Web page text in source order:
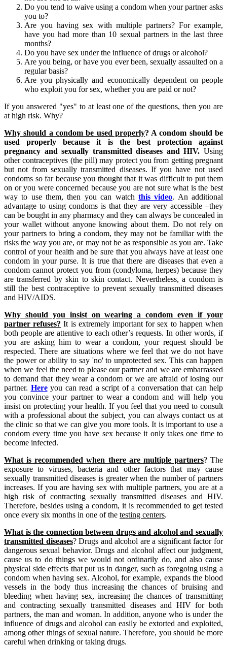
Do you tend to waive using a condom when your partner asks
you to?
Are you having sex with multiple partners? For example,
have you had more than 10 sexual partners in the last three
months?
Do you have sex under the influence of drugs or alcohol?
Are you being, or have you ever been, sexually assaulted on a
regular basis?
Are you physically and economically dependent on people
who exploit you for sex, whether you are paid or not?
If you answered "yes" to at least one of the questions, then you are
at high risk. Why?
Why should a condom be used properly? A condom should be
used properly because it is the best protection against
pregnancy and sexually transmitted diseases and HIV. Using
other contraceptives (the pill) may protect you from getting pregnant
but not from sexually transmitted diseases. If you have not used
condoms so far because you thought that it was difficult to put them
on or you were concerned because you are not sure what is the best
way to use them, then you can watch this video. An additional
advantage to using condoms is that they are very accessible –they
can be bought in any pharmacy and they can always be concealed in
your wallet without anyone knowing about them. Do not rely on
your partners to bring a condom, they may not be familiar with the
risks the way you are, or may not be as responsible as you are. Take
control of your health and be sure that you always have at least one
condom in your purse. It is true that there are diseases that even a
condom cannot protect you from (condyloma, herpes) because they
are transferred by skin to skin contact. Nevertheless, a condom is
still the best contraceptive to prevent sexually transmitted diseases
and HIV/AIDS.
Why should you insist on wearing a condom even if your
partner refuses? It is extremely important for sex to happen when
both people are attentive to each other’s requests. In other words, if
you are asking him to wear a condom, your request should be
respected. There are situations where we feel that we do not have
the power or ability to say 'no' to unprotected sex. This can happen
when we feel the need to please our partner and we are embarrassed
to demand that they wear a condom or we are afraid of losing our
partner. Hereyou can read a script of a conversation that can help
you convince your partner to wear a condom and will help you
insist on protecting your health. If you feel that you need to consult
with a professional about the subject, you can always contact us at
the clinic so that we can give you more tools. It is important to use a
condom every time you have sex because it only takes one time to
become infected.
What is recommended when there are multiple partners? The
exposure to viruses, bacteria and other factors that may cause
sexually transmitted diseases is greater when the number of partners
increases. If you are having sex with multiple partners, you are at a
high risk of contracting sexually transmitted diseases and HIV.
Therefore, besides using a condom, it is recommended to get tested
once every six months in one of the testing centers.
What is the connection between drugs and alcohol and sexually
transmitted diseases? Drugs and alcohol are a significant factor for
dangerous sexual behavior. Drugs and alcohol affect our judgment,
cause us to do things we would not ordinarily do, and also cause
physical side effects that put us in danger, such as foregoing using a
condom when having sex. Alcohol, for example, expands the blood
vessels in the body thus increasing the chances of bruising and
bleeding when having sex, increasing the chances of transmitting
and contracting sexually transmitted diseases and HIV for both
partners, the man and woman. In addition, anyone who is under the
influence of drugs and alcohol can easily be extorted and exploited,
among other things of sexual nature. Therefore, you should be more
careful when drinking or taking drugs.